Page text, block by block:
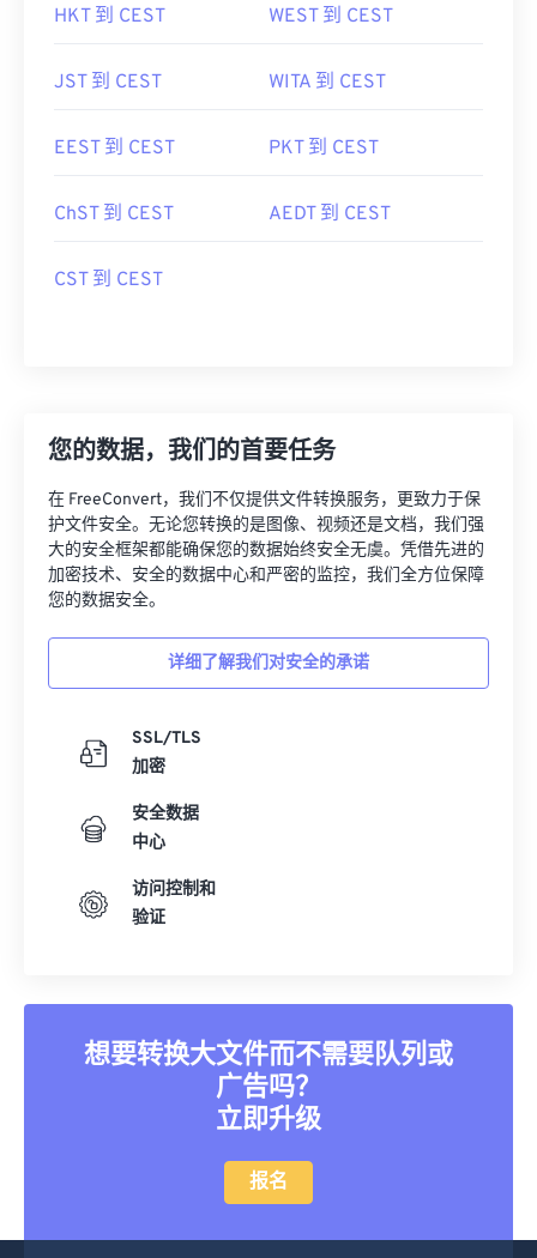
HKT 到 CEST WEST 到 CEST
JST 到 CEST WITA 到 CEST
EEST 到 CEST PKT 到 CEST
ChST 到 CEST AEDT 到 CEST
CST 到 CEST
您的数据，我们的首要任务
在 FreeConvert，我们不仅提供文件转换服务，更致力于保
护文件安全。无论您转换的是图像、视频还是文档，我们强
大的安全框架都能确保您的数据始终安全无虞。凭借先进的
加密技术、安全的数据中心和严密的监控，我们全方位保障
您的数据安全。
详细了解我们对安全的承诺
SSL/TLS
加密
安全数据
中心
访问控制和
验证
想要转换大文件而不需要队列或
广告吗？
立即升级
报名